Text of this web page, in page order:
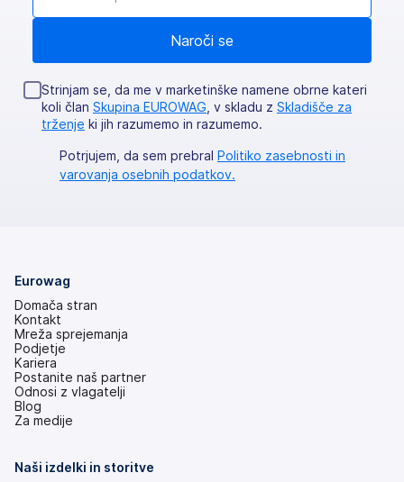
Strinjam se, da me v marketinške namene obrne kateri
koli član Skupina EUROWAG , v skladu z Skladišče za
trženje ki jih razumemo in razumemo.
Potrjujem, da sem prebral Politiko zasebnosti in
varovanja osebnih podatkov.
Eurowag
Domača stran
Kontakt
Mreža sprejemanja
Podjetje
Kariera
Postanite naš partner
Odnosi z vlagatelji
(odpre
se
zavihku)
Blog
Za medije
Naši izdelki in storitve